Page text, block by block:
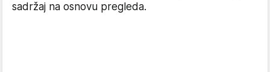
sadržaj na osnovu pregleda.